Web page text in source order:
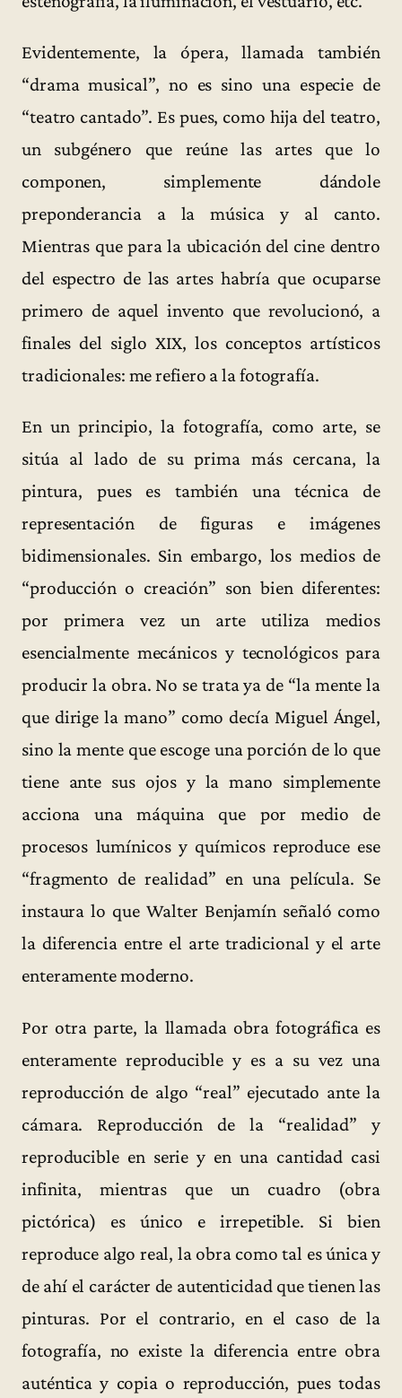
Evidentemente, la ópera, llamada también
“drama musical”, no es sino una especie de
“teatro cantado”. Es pues, como hija del teatro,
un subgénero que reúne las artes que lo
componen, simplemente dándole
preponderancia a la música y al canto.
Mientras que para la ubicación del cine dentro
del espectro de las artes habría que ocuparse
primero de aquel invento que revolucionó, a
finales del siglo XIX, los conceptos artísticos
tradicionales: me refiero a la fotografía.
En un principio, la fotografía, como arte, se
sitúa al lado de su prima más cercana, la
pintura, pues es también una técnica de
representación de figuras e imágenes
bidimensionales. Sin embargo, los medios de
“producción o creación” son bien diferentes:
por primera vez un arte utiliza medios
esencialmente mecánicos y tecnológicos para
producir la obra. No se trata ya de “la mente la
que dirige la mano” como decía Miguel Ángel,
sino la mente que escoge una porción de lo que
tiene ante sus ojos y la mano simplemente
acciona una máquina que por medio de
procesos lumínicos y químicos reproduce ese
“fragmento de realidad” en una película. Se
instaura lo que Walter Benjamín señaló como
la diferencia entre el arte tradicional y el arte
enteramente moderno.
Por otra parte, la llamada obra fotográfica es
enteramente reproducible y es a su vez una
reproducción de algo “real” ejecutado ante la
cámara. Reproducción de la “realidad” y
reproducible en serie y en una cantidad casi
infinita, mientras que un cuadro (obra
pictórica) es único e irrepetible. Si bien
reproduce algo real, la obra como tal es única y
de ahí el carácter de autenticidad que tienen las
pinturas. Por el contrario, en el caso de la
fotografía, no existe la diferencia entre obra
auténtica y copia o reproducción, pues todas